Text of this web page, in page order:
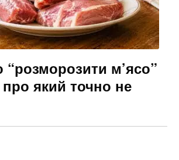
м’ясо”
який точно не